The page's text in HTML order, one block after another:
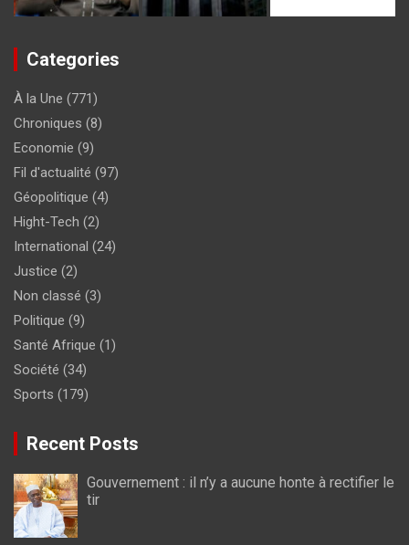
Categories
À la Une (771)
Chroniques (8)
Economie (9)
Fil d'actualité (97)
Géopolitique (4)
Hight-Tech (2)
International (24)
Justice (2)
Non classé (3)
Politique (9)
Santé Afrique (1)
Société (34)
Sports (179)
Recent Posts
Gouvernement : il n’y a aucune honte à rectifier le
tir